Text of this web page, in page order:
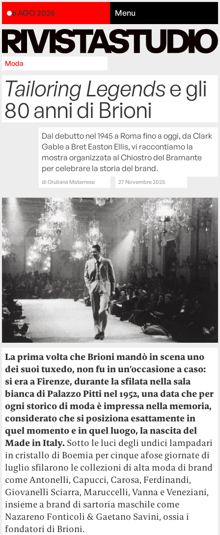
6 AGO 2026 Menu
Moda
Tailoring Legendse gli
80 anni di Brioni
Dal debutto nel 1945 a Roma fino a oggi, da Clark
Gable a Bret Easton Ellis, vi raccontiamo la
mostra organizzata al Chiostro del Bramante
per celebrare la storia del brand.
diGiuliana Matarrese 27 Novembre 2025
La prima volta che Brioni mandò in scena uno
dei suoi tuxedo, non fu in un’occasione a caso:
si era a Firenze, durante la sfilata nella sala
bianca di Palazzo Pitti nel 1952, una data che per
ogni storico di moda è impressa nella memoria,
considerato che si posiziona esattamente in
quel momento e in quel luogo, la nascita del
Made in Italy. Sotto le luci degli undici lampadari
in cristallo di Boemia per cinque afose giornate di
luglio sfilarono le collezioni di alta moda di brand
come Antonelli, Capucci, Carosa, Ferdinandi,
Giovanelli Sciarra, Maruccelli, Vanna e Veneziani,
insieme a brand di sartoria maschile come
Nazareno Fonticoli & Gaetano Savini, ossia i
fondatori di Brioni.